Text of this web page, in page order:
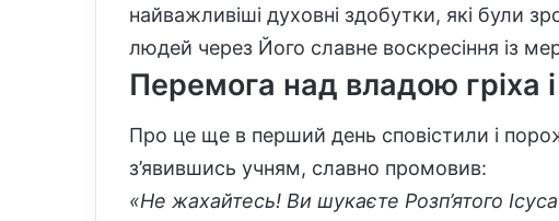
найважливіші духовні здобутки, які були
людей через Його славне воскресіння із
Перемога над владою гріха
Про це ще в перший день сповістили і
з’явившись учням, славно промовив:
«Не жахайтесь! Ви шукаєте Розп’ятого